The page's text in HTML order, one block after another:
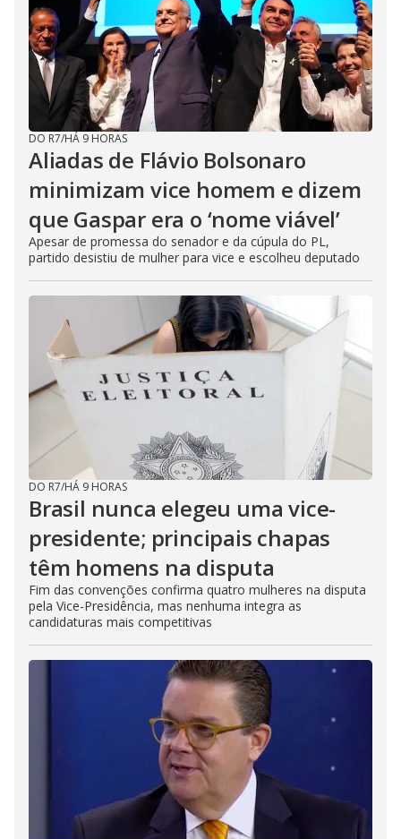
DO R7/HÁ 9 HORAS
Aliadas de Flávio Bolsonaro
minimizam vice homem e dizem
que Gaspar era o ‘nome viável’
Apesar de promessa do senador e da cúpula do PL,
partido desistiu de mulher para vice e escolheu deputado
DO R7/HÁ 9 HORAS
Brasil nunca elegeu uma vice-
presidente; principais chapas
têm homens na disputa
Fim das convenções confirma quatro mulheres na disputa
pela Vice-Presidência, mas nenhuma integra as
candidaturas mais competitivas